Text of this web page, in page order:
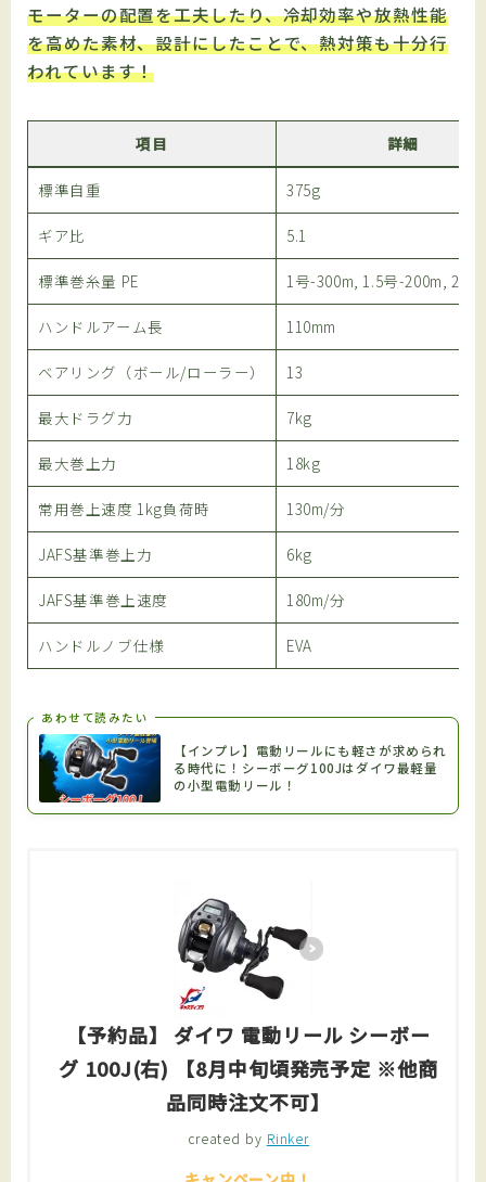
モーターの配置を工夫したり、冷却効率や放熱性能
を高めた素材、設計にしたことで、熱対策も十分行
われています！
項目 詳細
標準自重 375g
ギア比 5.1
標準巻糸量 PE 1号-300m, 1.5号-200m, 2号-
ハンドルアーム長 110mm
ベアリング（ボール/ローラー） 13
最大ドラグ力 7kg
最大巻上力 18kg
常用巻上速度 1kg負荷時 130m/分
JAFS基準巻上力 6kg
JAFS基準巻上速度 180m/分
ハンドルノブ仕様 EVA
あわせて読みたい
【インプレ】電動リールにも軽さが求められ
る時代に！シーボーグ100Jはダイワ最軽量
の小型電動リール！
【予約品】 ダイワ 電動リール シーボー
グ 100J(右) 【8月中旬頃発売予定 ※他商
品同時注文不可】
created by Rinker